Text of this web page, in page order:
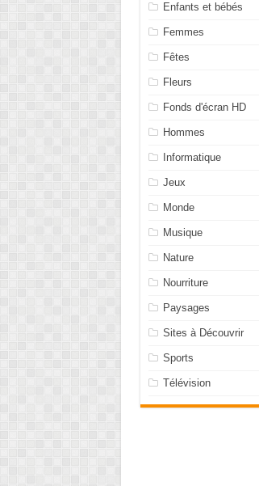
Enfants et bébés
Femmes
Fêtes
Fleurs
Fonds d'écran HD
Hommes
Informatique
Jeux
Monde
Musique
Nature
Nourriture
Paysages
Sites à Découvrir
Sports
Télévision